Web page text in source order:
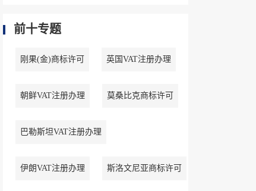
前十专题
刚果(金)商标许可 英国VAT注册办理
朝鲜VAT注册办理 莫桑比克商标许可
巴勒斯坦VAT注册办理
伊朗VAT注册办理 斯洛文尼亚商标许可